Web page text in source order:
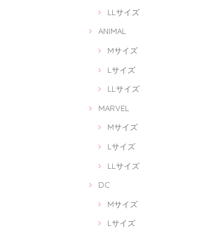
LLサイズ
ANIMAL
Mサイズ
Lサイズ
LLサイズ
MARVEL
Mサイズ
Lサイズ
LLサイズ
DC
Mサイズ
Lサイズ